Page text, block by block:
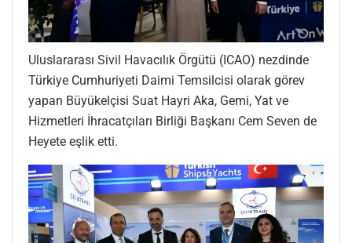
Uluslararası Sivil Havacılık Örgütü (ICAO) nezdinde
Türkiye Cumhuriyeti Daimi Temsilcisi olarak görev
yapan Büyükelçisi Suat Hayri Aka, Gemi, Yat ve
Hizmetleri İhracatçıları Birliği Başkanı Cem Seven de
Heyete eşlik etti.